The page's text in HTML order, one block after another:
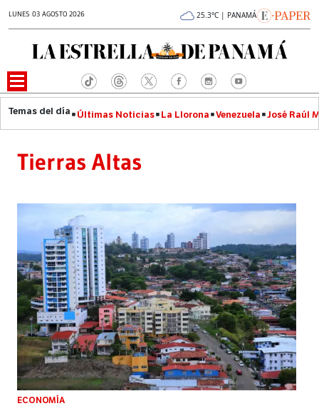
LUNES 03 AGOSTO 2026 25.3°C | PANAMÁ
Últimas Noticias La Llorona Venezuela José Raúl
Tierras Altas
ECONOMÍA